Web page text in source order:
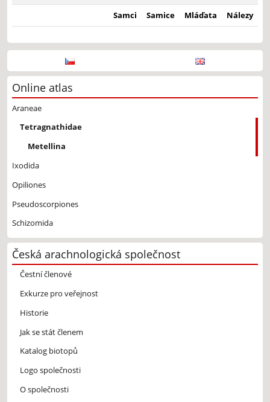
Samci Samice Mláďata Nálezy
Online atlas
Araneae
Tetragnathidae
Metellina
Ixodida
Opiliones
Pseudoscorpiones
Schizomida
Česká arachnologická společnost
Čestní členové
Exkurze pro veřejnost
Historie
Jak se stát členem
Katalog biotopů
Logo společnosti
O společnosti